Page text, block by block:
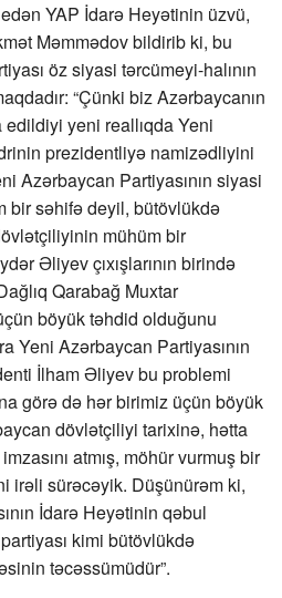
edən YAP İdarə Heyətinin üzvü,
Məmmədov bildirib ki, bu
öz siyasi tərcümeyi-halının
“Çünki biz Azərbaycanın
yeni reallıqda Yeni
prezidentliyə namizədliyini
Azərbaycan Partiyasının siyasi
bir səhifə deyil, bütövlükdə
mühüm bir
Əliyev çıxışlarının birində
Qarabağ Muxtar
böyük təhdid olduğunu
Yeni Azərbaycan Partiyasının
İlham Əliyev bu problemi
görə də hər birimiz üçün böyük
dövlətçiliyi tarixinə, hətta
atmış, möhür vurmuş bir
irəli sürəcəyik. Düşünürəm ki,
İdarə Heyətinin qəbul
kimi bütövlükdə
təcəssümüdür”.